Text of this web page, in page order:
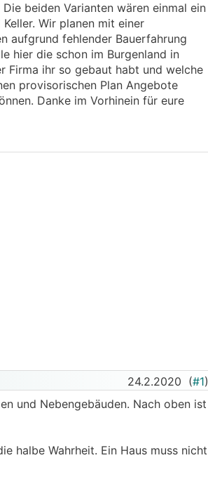
beiden Varianten wären einmal ein
Wir planen mit einer
aufgrund fehlender Bauerfahrung
hier die schon im Burgenland in
Firma ihr so gebaut habt und welche
provisorischen Plan Angebote
Danke im Vorhinein für eure
24.2.2020 (#1)
und Nebengebäuden. Nach oben ist
halbe Wahrheit. Ein Haus muss nicht